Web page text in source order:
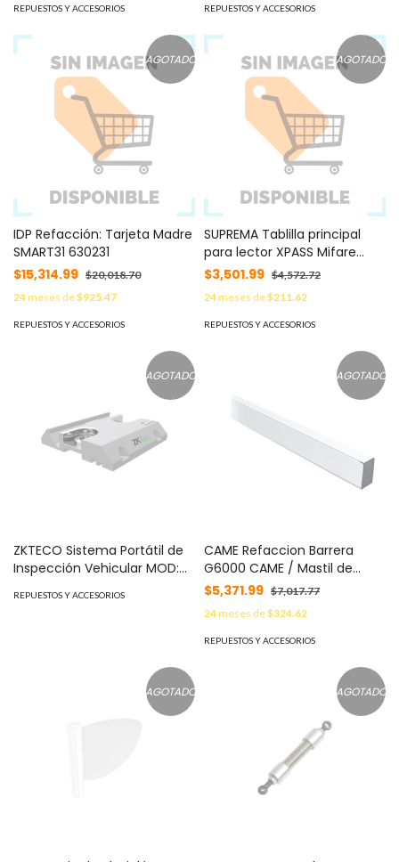
REPUESTOS Y ACCESORIOS REPUESTOS Y ACCESORIOS
AGOTADO
IDP Refacción: Tarjeta Madre
SMART31 630231
$15,314.99 $20,018.70
24meses de$925.47
REPUESTOS Y ACCESORIOS
AGOTADO
SUPREMA Tablilla principal
para lector XPASS Mifare
(POE) MOD: SPXPEMAINBD
$3,501.99 $4,572.72
24meses de$211.62
REPUESTOS Y ACCESORIOS
AGOTADO
ZKTECO Sistema Portátil de
Inspección Vehicular MOD:
REPUESTOS Y ACCESORIOS
AGOTADO
CAME Refaccion Barrera
G6000 CAME / Mastil de
aluminio / Cuadrado MOD:
$5,371.99 $7,017.77
24meses de$324.62
REPUESTOS Y ACCESORIOS
AGOTADO AGOTADO